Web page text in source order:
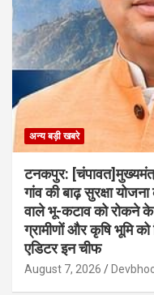
अन्य बड़ी खबरे
टनकपुर:
गांव की बाढ़ सुरक्षा
वाले भू-कटाव को रोकने
ग्रामीणों और कृषि भूमि को
एडिटर इन चीफ
August 7, 2026